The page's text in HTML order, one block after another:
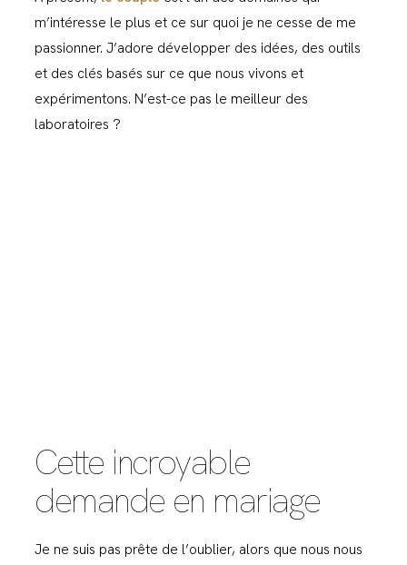
m’intéresse le plus et ce sur quoi je ne cesse de me
passionner. J’adore développer des idées, des outils
et des clés basés sur ce que nous vivons et
expérimentons. N’est-ce pas le meilleur des
laboratoires ?
Cette incroyable
demande en mariage
Je ne suis pas prête de l’oublier, alors que nous nous